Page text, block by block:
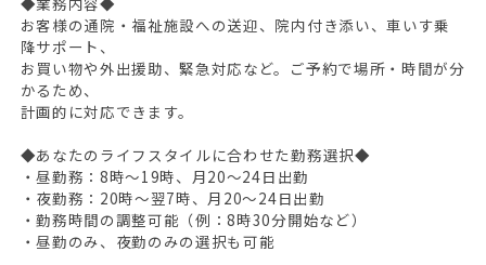
お客様の通院・福祉施設への送迎、院内付き添い、車いす乗
降サポート、
お買い物や外出援助、緊急対応など。ご予約で場所・時間が分
かるため、
計画的に対応できます。
◆あなたのライフスタイルに合わせた勤務選択◆
・昼勤務：8時～19時、月20～24日出勤
・夜勤務：20時～翌7時、月20～24日出勤
・勤務時間の調整可能（例：8時30分開始など）
・昼勤のみ、夜勤のみの選択も可能